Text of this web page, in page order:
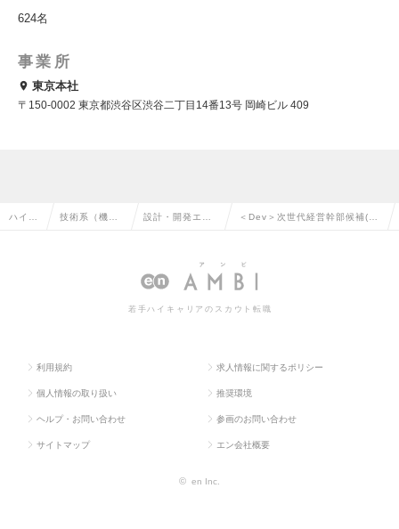
624名
事業所
東京本社
〒150-0002 東京都渋谷区渋谷二丁目14番13号 岡崎ビル 409
ハイク 技術系（機 設計・開発エン
メカトロ）の転
＜Dev＞次世代経営幹部候補(ド
※ポテンシャルの求人情報
若手ハイキャリアのスカウト転職
利用規約 求人情報に関するポリシー
個人情報の取り扱い 推奨環境
ヘルプ・お問い合わせ 参画のお問い合わせ
サイトマップ エン会社概要
© en Inc.